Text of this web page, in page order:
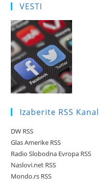
VESTI
Izaberite RSS Kanal
DW RSS
Glas Amerike RSS
Radio Slobodna Evropa RSS
Naslovi.net RSS
Mondo.rs RSS